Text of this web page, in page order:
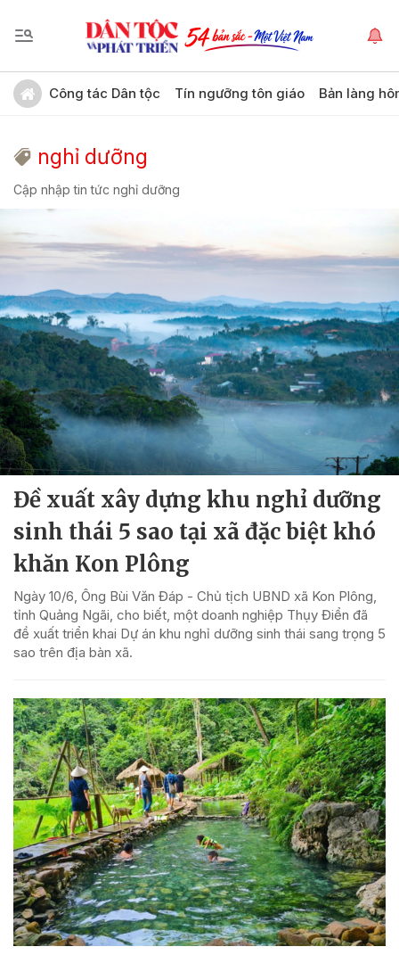
Công tác Dân tộc Tín ngưỡng tôn giáo Bản làng
nghỉ dưỡng
Cập nhập tin tức nghỉ dưỡng
Đề xuất xây dựng khu nghỉ dưỡng
sinh thái 5 sao tại xã đặc biệt khó
khăn Kon Plông
Ngày 10/6, Ông Bùi Văn Đáp - Chủ tịch UBND xã Kon Plông,
tỉnh Quảng Ngãi, cho biết, một doanh nghiệp Thụy Điển đã
đề xuất triển khai Dự án khu nghỉ dưỡng sinh thái sang trọng 5
sao trên địa bàn xã.